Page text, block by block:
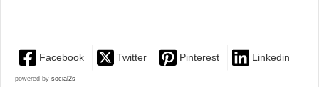
Facebook Twitter Pinterest Linkedin
powered by social2s